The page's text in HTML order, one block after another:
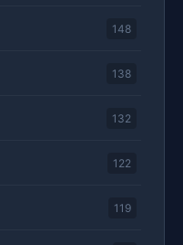
148
138
132
122
119